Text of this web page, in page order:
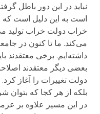
نباید در این دور باطل
است به این دلیل است
خراب دولت خراب تولید
می‌کند. ما تا کنون در
داشته‌ایم. برخی معتقدند
بعضی دیگر معتقدند
دولت تغییرات را آغاز
بلکه از هر کجا که بتوان
در این مسیر علاوه بر